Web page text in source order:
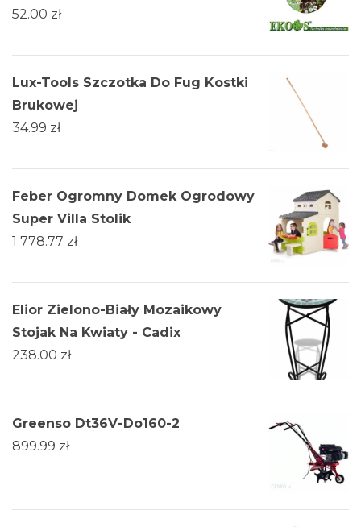
52.00 zł
Lux-Tools Szczotka Do Fug Kostki
Brukowej
34.99 zł
Feber Ogromny Domek Ogrodowy
Super Villa Stolik
1 778.77 zł
Elior Zielono-Biały Mozaikowy
Stojak Na Kwiaty - Cadix
238.00 zł
Greenso Dt36V-Do160-2
899.99 zł